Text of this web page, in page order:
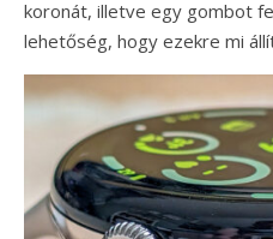
koronát, illetve egy gombot
lehetőség, hogy ezekre mi